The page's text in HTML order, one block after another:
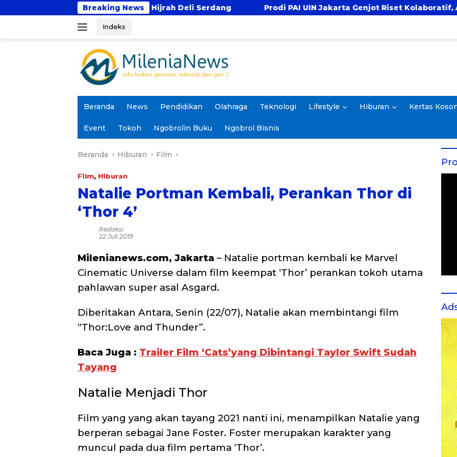
ke
Breaking News
Tahfidz Darul Hijrah Deli Serdang Prodi PAI UIN Jakarta Genjot Riset Kolaboratif, Antar 4 Proposal
Indeks
Beranda News Pendidikan Olahraga Teknologi Lifestyle Hiburan Kertas
Event Tokoh Ngobrolin Buku Ngobrol Bisnis
Beranda Hiburan Film
Film, Hiburan
Natalie Portman Kembali, Perankan Thor di
‘Thor 4’
Redaksi
22 Juli 2019
Milenianews.com, Jakarta – Natalie portman kembali ke Marvel
Cinematic Universe dalam film keempat ‘Thor’ perankan tokoh utama
pahlawan super asal Asgard.
Diberitakan Antara, Senin (22/07), Natalie akan membintangi film
“Thor:Love and Thunder”.
Baca Juga : Trailer Film ‘Cats’yang Dibintangi Taylor Swift Sudah
Tayang
Natalie Menjadi Thor
Film yang yang akan tayang 2021 nanti ini, menampilkan Natalie yang
berperan sebagai Jane Foster. Foster merupakan karakter yang
muncul pada dua film pertama ‘Thor’.